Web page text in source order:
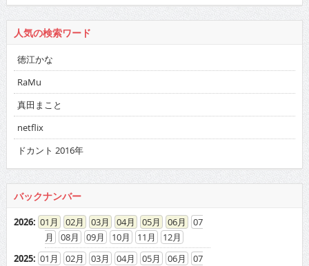
人気の検索ワード
徳江かな
RaMu
真田まこと
netflix
ドカント 2016年
バックナンバー
2026: 01 02 03 04 05 06
07
08
09 10 11
12
2025: 01 02 03 04 05 06
07